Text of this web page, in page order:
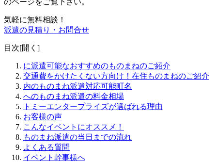
気軽に無料相談！
派遣の見積り・お問合せ
目次[開く ]
に派遣可能なおすすめのものまねのご紹介
交通費をかけたくない方向け！在住ものまねのご紹介
内のものまね派遣対応可能町名
へのものまね派遣の料金相場
トミーエンタープライズが選ばれる理由
お客様の声
こんなイベントにオススメ！
ものまね派遣の当日までの流れ
よくある質問
イベント幹事様へ